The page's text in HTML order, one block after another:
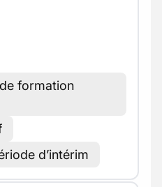
formation
d’intérim